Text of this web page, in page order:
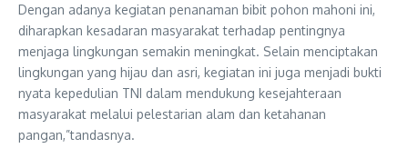
Dengan adanya kegiatan penanaman bibit pohon mahoni ini,
diharapkan kesadaran masyarakat terhadap pentingnya
menjaga lingkungan semakin meningkat. Selain menciptakan
lingkungan yang hijau dan asri, kegiatan ini juga menjadi bukti
nyata kepedulian TNI dalam mendukung kesejahteraan
masyarakat melalui pelestarian alam dan ketahanan
pangan,”tandasnya.